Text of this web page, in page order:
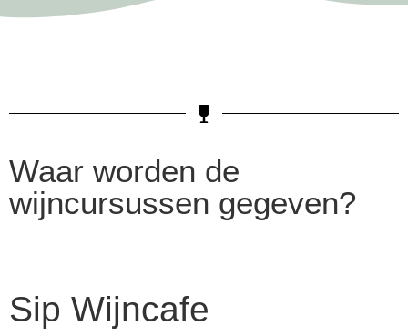
Waar worden de
wijncursussen gegeven?
Sip Wijncafe